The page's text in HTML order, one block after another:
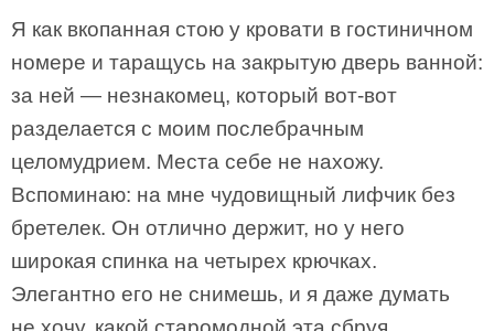
Я как вкопанная стою у кровати в гостиничном
номере и таращусь на закрытую дверь ванной:
за ней — незнакомец, который вот-вот
разделается с моим послебрачным
целомудрием. Места себе не нахожу.
Вспоминаю: на мне чудовищный лифчик без
бретелек. Он отлично держит, но у него
широкая спинка на четырех крючках.
Элегантно его не снимешь, и я даже думать